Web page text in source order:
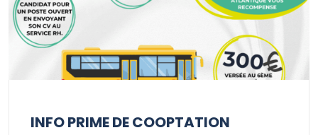
INFO PRIME DE COOPTATION